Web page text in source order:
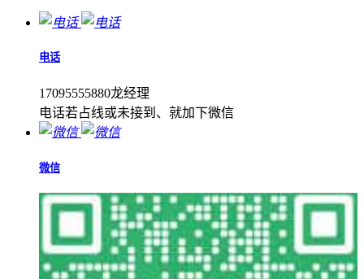
电话
17095555880龙经理
电话若占线或未接到、就加下微信
微信